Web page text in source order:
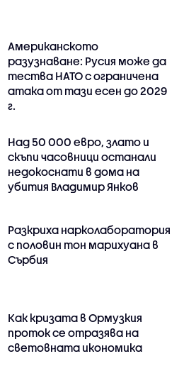
Американското
разузнаване: Русия може да
тества НАТО с ограничена
атака от тази есен до 2029
г.
Над 50 000 евро, злато и
скъпи часовници останали
недокоснати в дома на
убития Владимир Янков
Разкриха нарколаборатория
с половин тон марихуана в
Сърбия
Как кризата в Ормузкия
проток се отразява на
световната икономика